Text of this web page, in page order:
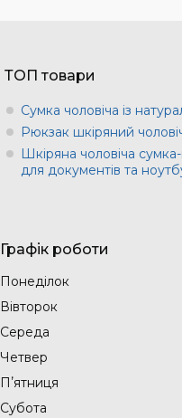
ТОП товари
Сумка чоловіча із
Рюкзак шкіряний
Шкіряна чоловіча
для документів та
Графік роботи
Понеділок
Вівторок
Середа
Четвер
Пʼятниця
Субота